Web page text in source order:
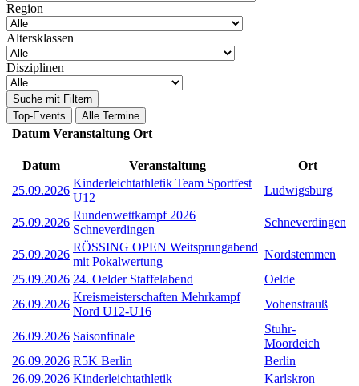
Region
Altersklassen
Disziplinen
Suche mit Filtern
Top-Events
Alle Termine
Datum Veranstaltung Ort
Datum Veranstaltung
Ort
25.09.2026
Kinderleichtathletik Team Sportfest
U12
Ludwigsburg
25.09.2026
Rundenwettkampf 2026
Schneverdingen
Schneverdingen
25.09.2026
RÖSSING OPEN Weitsprungabend
mit Pokalwertung
Nordstemmen
25.09.2026 24. Oelder Staffelabend
Oelde
26.09.2026
Kreismeisterschaften Mehrkampf
Nord U12-U16
Vohenstrauß
26.09.2026 Saisonfinale
Stuhr-
Moordeich
26.09.2026 R5K Berlin
Berlin
26.09.2026 Kinderleichtathletik
Karlskron